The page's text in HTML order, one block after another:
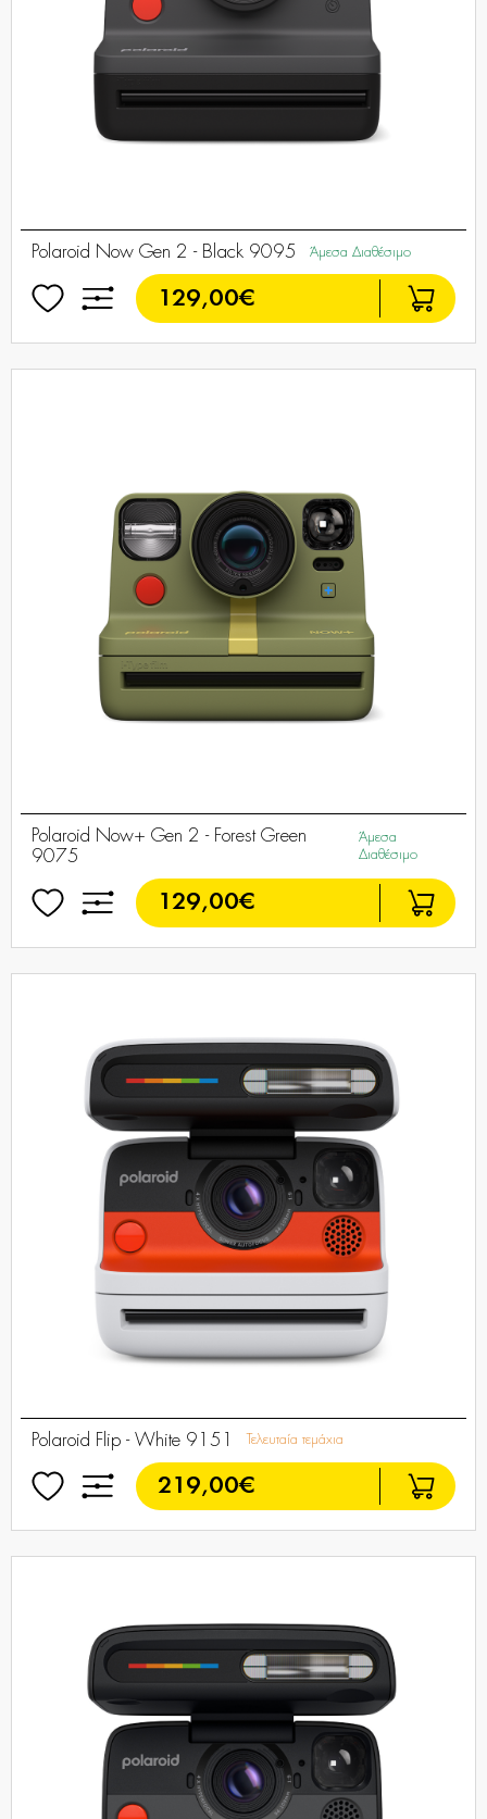
Polaroid Now Gen 2 - Black 9095 Άμεσα Διαθέσιμο
129,00€
Polaroid Now+ Gen 2 - Forest Green
9075
Άμεσα
Διαθέσιμο
129,00€
Polaroid Flip - White 9151 Τελευταία τεμάχια
219,00€